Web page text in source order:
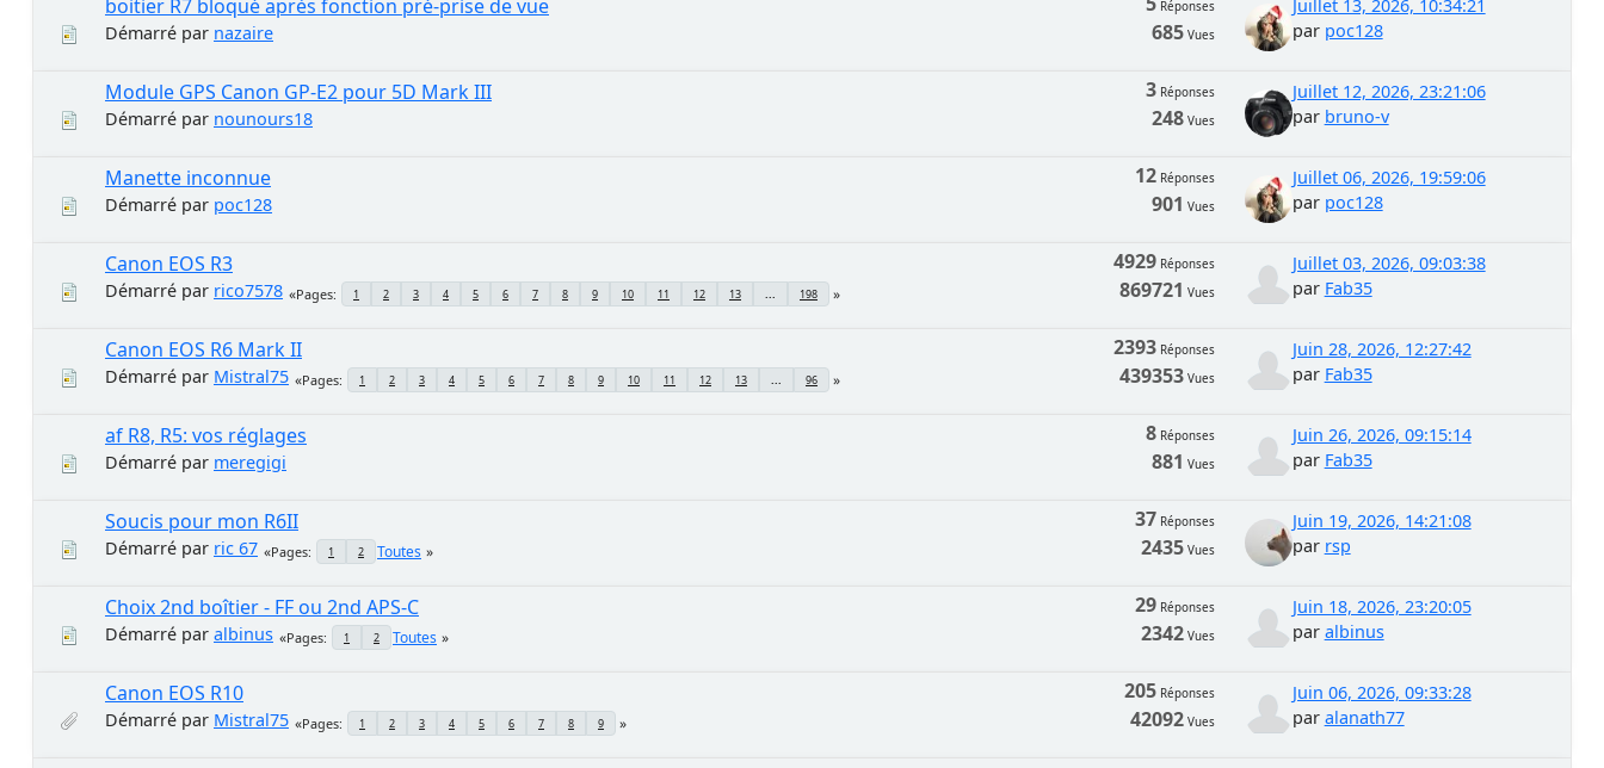
boitier R7 bloqué après fonction pré-prise de vue
Démarré par nazaire
Réponses
685Vues
Juillet 13, 2026, 10:34:21
par poc128
Module GPS Canon GP-E2 pour 5D Mark III
Démarré par nounours18
3Réponses
248Vues
Juillet 12, 2026, 23:21:06
par bruno-v
Manette inconnue
Démarré par poc128
12Réponses
901 Vues
Juillet 06, 2026, 19:59:06
par poc128
Canon EOS R3
Démarré par rico7578 Pages 1 2 3 4 5 6 7 8 9 10 11 12 13 ... 198
4929Réponses
869721 Vues
Juillet 03, 2026, 09:03:38
par Fab35
Canon EOS R6 Mark II
Démarré par Mistral75 Pages 1 2 3 4 5 6 7 8 9 10 11 12 13 ... 96
2393Réponses
439353Vues
Juin 28, 2026, 12:27:42
par Fab35
af R8, R5: vos réglages
Démarré par meregigi
8Réponses
881 Vues
Juin 26, 2026, 09:15:14
par Fab35
Soucis pour mon R6II
Démarré par ric 67 Pages 1 2 Toutes
37 Réponses
2435Vues
Juin 19, 2026, 14:21:08
par rsp
Choix 2nd boîtier - FF ou 2nd APS-C
Démarré par albinus Pages 1 2 Toutes
29Réponses
2342Vues
Juin 18, 2026, 23:20:05
par albinus
Canon EOS R10
Démarré par Mistral75 Pages 1 2 3 4 5 6 7 8 9
205Réponses
42092Vues
Juin 06, 2026, 09:33:28
par alanath77